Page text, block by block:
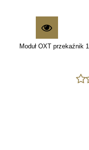
Moduł OXT przekaźnik